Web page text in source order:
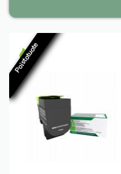
Poistotuote